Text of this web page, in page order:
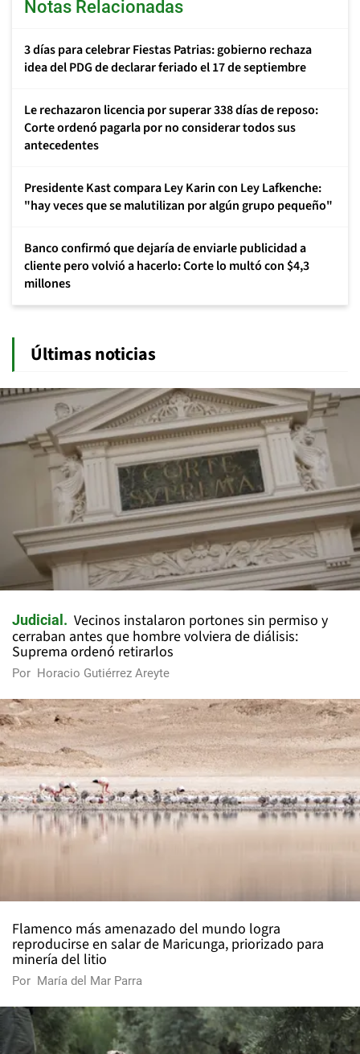
Notas Relacionadas
3 días para celebrar Fiestas Patrias: gobierno rechaza
idea del PDG de declarar feriado el 17 de septiembre
Le rechazaron licencia por superar 338 días de reposo:
Corte ordenó pagarla por no considerar todos sus
antecedentes
Presidente Kast compara Ley Karin con Ley Lafkenche:
"hay veces que se malutilizan por algún grupo pequeño"
Banco confirmó que dejaría de enviarle publicidad a
cliente pero volvió a hacerlo: Corte lo multó con $4,3
millones
Últimas noticias
Judicial
Vecinos instalaron portones sin permiso y
cerraban antes que hombre volviera de diálisis:
Suprema ordenó retirarlos
Por Horacio Gutiérrez Areyte
Flamenco más amenazado del mundo logra
reproducirse en salar de Maricunga, priorizado para
minería del litio
Por María del Mar Parra